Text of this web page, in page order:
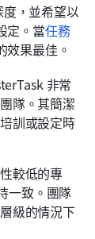
，並希望以
定。當任務
果最佳。
非常
隊。其簡潔
訓或設定時
較低的專
一致。團隊
級的情況下